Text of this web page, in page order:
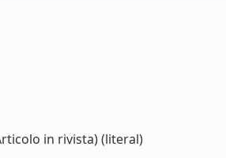
in rivista) (literal)